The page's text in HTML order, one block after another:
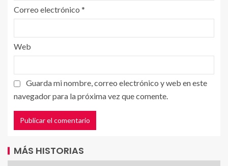
Correo electrónico *
Web
Guarda mi nombre, correo electrónico y web en este
navegador para la próxima vez que comente.
MÁS HISTORIAS